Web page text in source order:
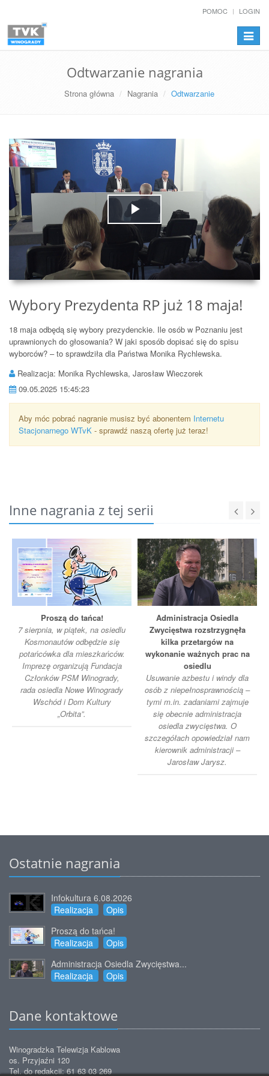
POMOC LOGIN
Odtwarzanie nagrania
Strona główna Nagrania Odtwarzanie
Play
Video
Wybory Prezydenta RP już 18 maja!
18 maja odbędą się wybory prezydenckie. Ile osób w Poznaniu jest
uprawnionych do głosowania? W jaki sposób dopisać się do spisu
wyborców? – to sprawdziła dla Państwa Monika Rychlewska.
Realizacja: Monika Rychlewska, Jarosław Wieczorek
09.05.2025 15:45:23
Aby móc pobrać nagranie musisz być abonentem Internetu
Stacjonarnego WTvK - sprawdź naszą ofertę już teraz!
Inne nagrania z tej serii
Proszą do tańca!
7 sierpnia, w piątek, na osiedlu
Kosmonautów odbędzie się
potańcówka dla mieszkańców.
Imprezę organizują Fundacja
Członków PSM Winogrady,
rada osiedla Nowe Winogrady
Wschód i Dom Kultury
„Orbita”.
Administracja Osiedla
Zwycięstwa rozstrzygnęła
kilka przetargów na
wykonanie ważnych prac na
osiedlu
Usuwanie azbestu i windy dla
osób z niepełnosprawnością –
tymi m.in. zadaniami zajmuje
się obecnie administracja
osiedla zwycięstwa. O
szczegółach opowiedział nam
kierownik administracji –
Jarosław Jarysz.
Ostatnie nagrania
Infokultura 6.08.2026
Realizacja
Opis
Proszą do tańca!
Realizacja
Opis
Administracja Osiedla Zwycięstwa...
Realizacja
Opis
Dane kontaktowe
Winogradzka Telewizja Kablowa
os. Przyjaźni 120
Tel. do redakcji: 61 63 03 269